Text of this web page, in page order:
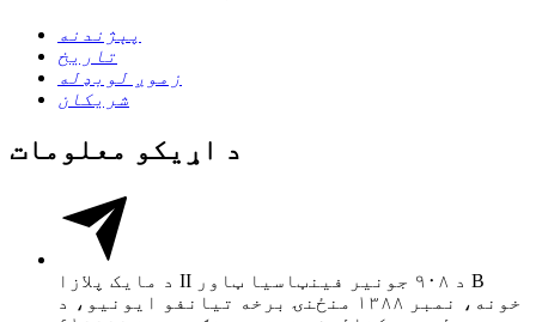
پېژندنه
تاریخ
زموږ لوبډله
شریکان
د اړیکو معلومات
د مایک پلازا II د ۹۰۸ جونیر فینټاسیا ټاور B
خونه، نمبر ۱۳۸۸ منځنۍ برخه تیانفو ایونیو، د